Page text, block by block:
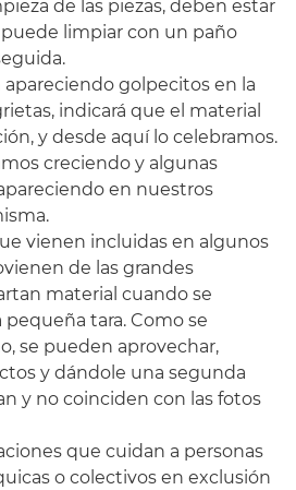
de las piezas, deben estar
limpiar con un paño
golpecitos en la
indicará que el material
y desde aquí lo celebramos.
creciendo y algunas
en nuestros
vienen incluidas en algunos
de las grandes
material cuando se
tara. Como se
se pueden aprovechar,
y dándole una segunda
y no coinciden con las fotos
que cuidan a personas
o colectivos en exclusión